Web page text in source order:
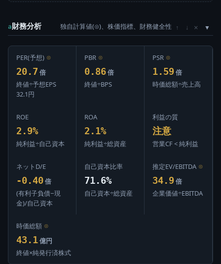
a財務分析 独自計算値(⊙)、株価指標、財務健全性 ↑ ↓ ×
PER(予想) ⊙
20.7 倍
終値÷予想EPS
32.1円
PBR ⊙
0.86 倍
終値÷BPS
PSR ⊙
1.59 倍
時価総額÷売上高
ROE
2.9%
純利益÷自己資本
ROA
2.1%
純利益÷総資産
利益の質
注意
営業CF < 純利益
ネットD/E
-0.40 倍
(有利子負債−現
金)/自己資本
自己資本比率
71.6%
自己資本÷総資産
推定EV/EBITDA ⊙
34.9 倍
企業価値÷EBITDA
時価総額 ⊙
43.1 億円
終値×純発行済株式